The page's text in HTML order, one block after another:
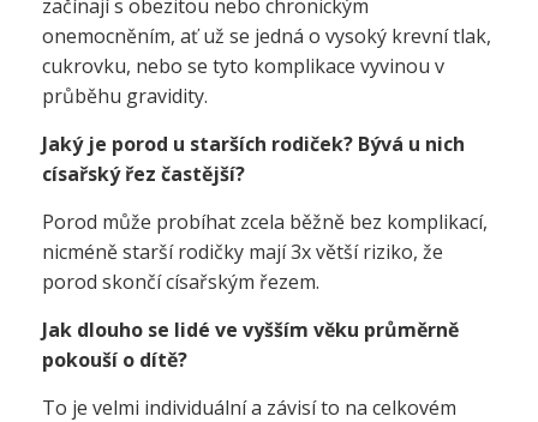
začínají s obezitou nebo chronickým
onemocněním, ať už se jedná o vysoký krevní tlak,
cukrovku, nebo se tyto komplikace vyvinou v
průběhu gravidity.
Jaký je porod u starších rodiček? Bývá u nich
císařský řez častější?
Porod může probíhat zcela běžně bez komplikací,
nicméně starší rodičky mají 3x větší riziko, že
porod skončí císařským řezem.
Jak dlouho se lidé ve vyšším věku průměrně
pokouší o dítě?
To je velmi individuální a závisí to na celkovém